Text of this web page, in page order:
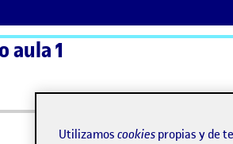
aula 1
Utilizamos cookies propias y de